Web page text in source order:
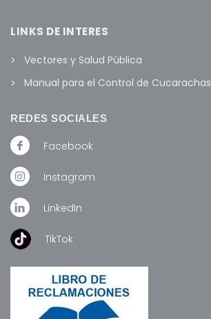
LINKS DE INTERES
Vectores y Salud Pública
Manual para el Control de Cucarachas
REDES SOCIALES
Facebook
Instagram
LinkedIn
TikTok